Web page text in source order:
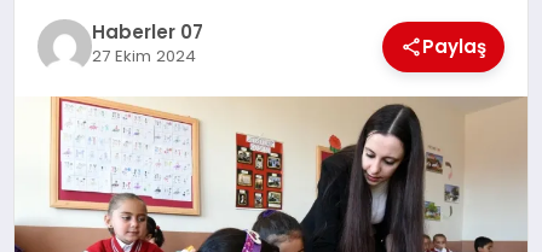
EĞITIM
MAGAZIN
DIĞER
Haberler 07
27 Ekim 2024 Paylaş